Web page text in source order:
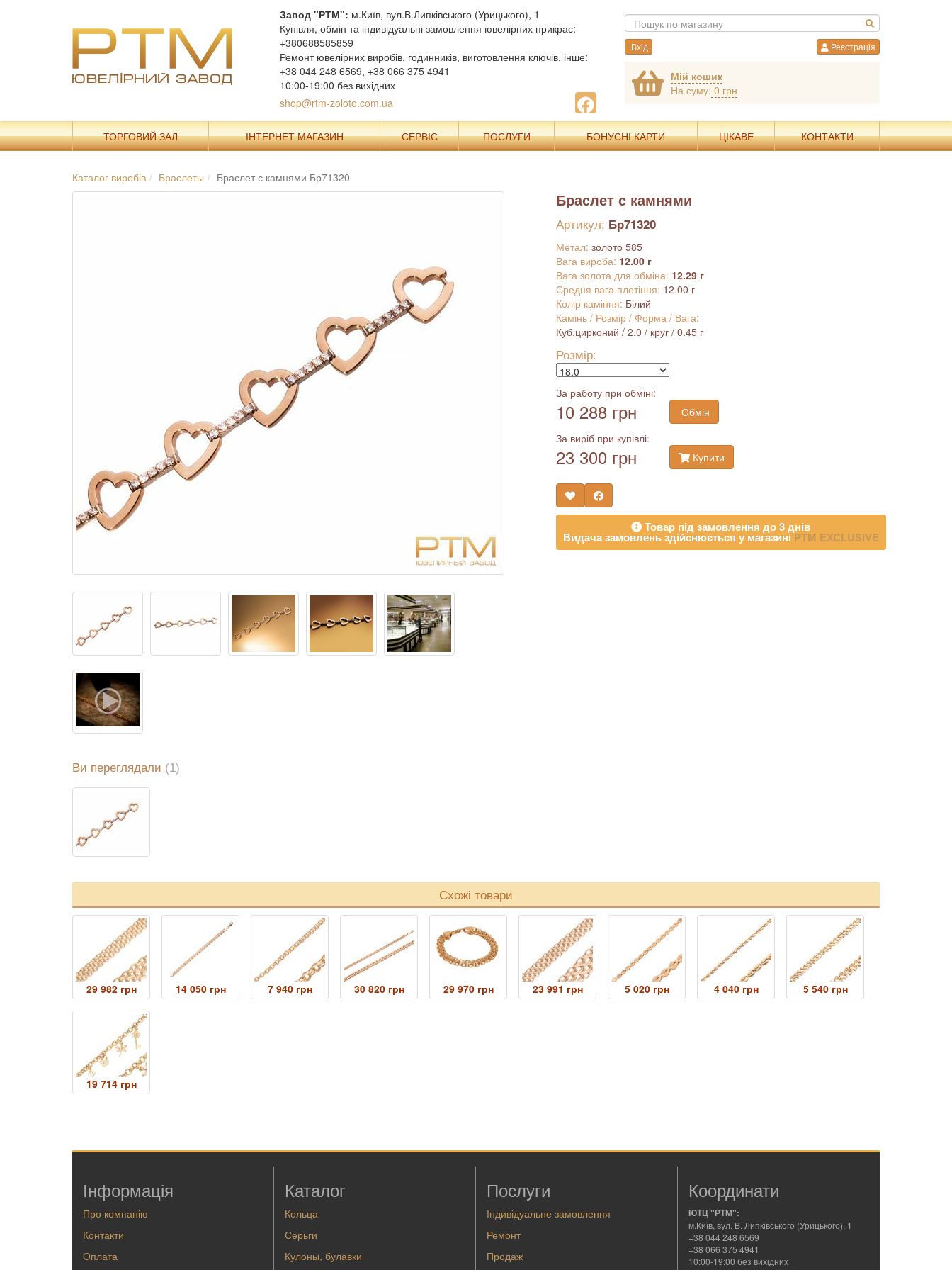
Завод "РТМ": м.Київ, вул.В.Липківського (Урицького), 1
Купівля, обмін та індивідуальні замовлення ювелірних прикрас:
+380688585859
Ремонт ювелірних виробів, годинників, виготовлення ключів, інше:
+38 044 248 6569, +38 066 375 4941
10:00-19:00 без вихідних
shop@rtm-zoloto.com.ua
Вхід Реєстрація
Мій кошик
На суму: 0 грн
ТОРГОВИЙ ЗАЛ ІНТЕРНЕТ МАГАЗИН СЕРВІС ПОСЛУГИ БОНУСНІ КАРТИ ЦІКАВЕ КОНТАКТИ
Каталог виробів Браслеты Браслет с камнями Бр71320
Браслет с камнями
Артикул: Бр71320
Метал: золото 585
Вага вироба: 12.00 г
Вага золота для обміна: 12.29 г
Средня вага плетіння: 12.00 г
Колір каміння: Білий
Камінь / Розмір / Форма / Вага:
Куб.цирконий / 2.0 / круг / 0.45 г
Розмір:
За работу при обміні:
10 288 грн
Обмін
За виріб при купівлі:
23 300 грн Купити
Товар під замовлення до 3 днів
Видача замовлень здійснюється у магазиніPTM EXCLUSIVE
Ви переглядали (1)
Схожі товари
29 982 грн 14 050 грн 7 940 грн 30 820 грн 29 970 грн 23 991 грн 5 020 грн 4 040 грн 5 540 грн
19 714 грн
Інформація
Про компанію
Контакти
Оплата
Каталог
Кольца
Серьги
Кулоны, булавки
Послуги
Індивідуальне замовлення
Ремонт
Продаж
Координати
ЮТЦ "РТМ":
м.Київ, вул. В. Липківського (Урицького), 1
+38 044 248 6569
+38 066 375 4941
10:00-19:00 без вихідних